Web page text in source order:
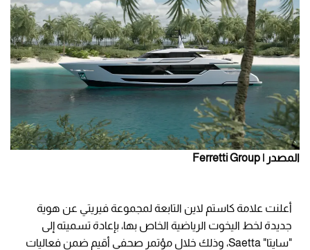
المصدر | Ferretti Group
أعلنت علامة كاستم لاين التابعة لمجموعة فيريتي عن هوية
جديدة لخط اليخوت الرياضية الخاص بها، بإعادة تسميته إلى
"سايتا" Saetta، وذلك خلال مؤتمر صحفي أقيم ضمن فعاليات